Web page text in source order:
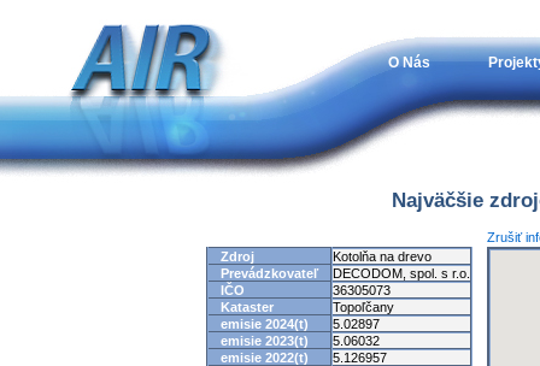
O Nás
Najväčšie
Zrušiť
Zdroj
Kotolňa na drevo
Prevádzkovateľ
DECODOM, spol. s r.o.
IČO
36305073
Kataster
Topoľčany
emisie 2024(t)
5.02897
emisie 2023(t)
5.06032
emisie 2022(t)
5.126957